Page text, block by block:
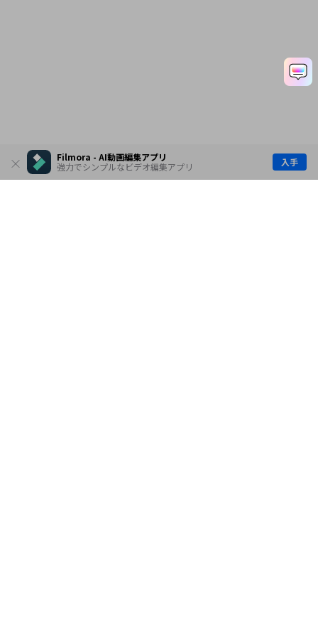
Filmora - AI動画編集アプリ
強力でシンプルなビデオ編集アプリ
入手